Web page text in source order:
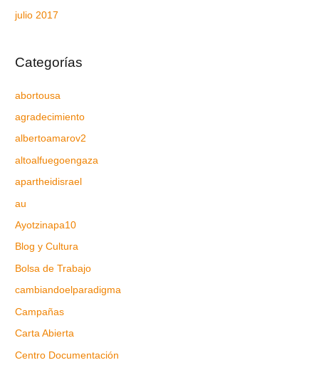
julio 2017
Categorías
abortousa
agradecimiento
albertoamarov2
altoalfuegoengaza
apartheidisrael
au
Ayotzinapa10
Blog y Cultura
Bolsa de Trabajo
cambiandoelparadigma
Campañas
Carta Abierta
Centro Documentación